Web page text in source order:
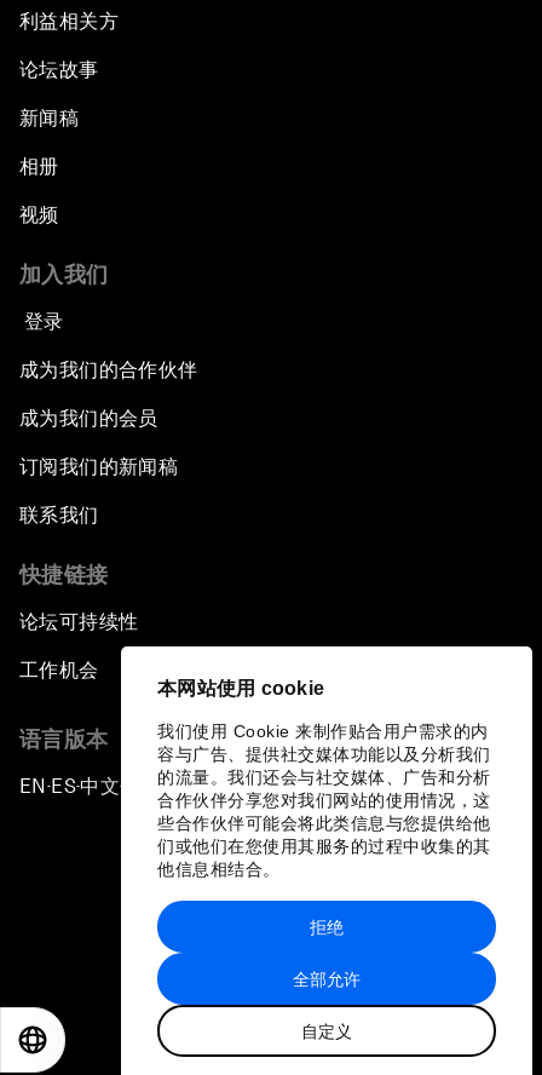
本网站使用 cookie
我们使用 Cookie 来制作贴合用户需求的内
容与广告、提供社交媒体功能以及分析我们
的流量。我们还会与社交媒体、广告和分析
合作伙伴分享您对我们网站的使用情况，这
些合作伙伴可能会将此类信息与您提供给他
们或他们在您使用其服务的过程中收集的其
他信息相结合。
全部允许
自定义
拒绝
利益相关方
论坛故事
新闻稿
相册
视频
加入我们
登录
成为我们的合作伙伴
成为我们的会员
订阅我们的新闻稿
联系我们
快捷链接
论坛可持续性
工作机会
语言版本
EN ▪ES▪中文▪ 日本語
站点地图
世界经济论坛